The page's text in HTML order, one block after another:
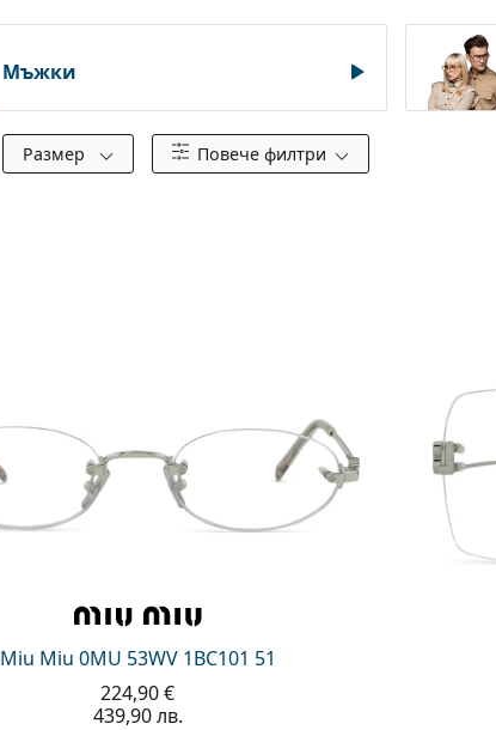
Мъжки
Размер Повече филтри
Miu Miu 0MU 53WV 1BC101 51
224,90 €
439,90 лв.